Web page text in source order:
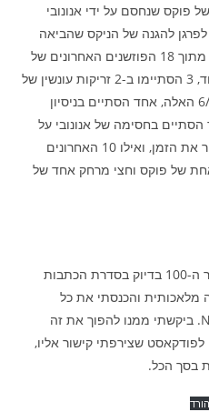
פוקס שנחסם על ידי אנונובי
לפרגן להגנה של הניקס שהביאה
עזרה נכונה איפה שהיה צריך, אבל מתוך 18 הפוזשנים האחרונים של
הספרס במשחק, 3 הסתיימו באיבוד, 3 הסתיימו ב-2 זריקות עונשין של
קאסל, שהפעם יצוין לחיוב על ה-6/6 האלה, אחד הסתיים בניסיון
בחסימה של אנונובי על
פוקס שאולי היה צריך בכלל להעביר את הזמן, ואילו 10 האחרונים
של פוקס וחצי מרחק אחד של
כפי שניתן לראות בכותרת, זה הטור ה-100 בדיוק בסדרת הכתבות
מלאכותית והכנסתי את כל
הכתבות הקודמות ל-NotebookLM. ביקשתי ממנו להפוך את זה
שצירפתי קישור אליו,
בסך הכל.
הורד